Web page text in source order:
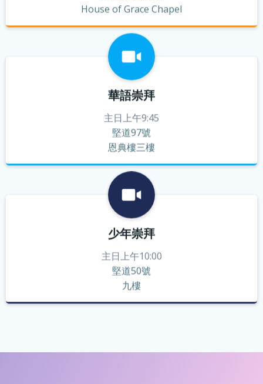
House of Grace Chapel
華語崇拜
主日上午9:45
堅道97號
恩典樓三樓
少年崇拜
主日上午10:00
堅道50號
九樓